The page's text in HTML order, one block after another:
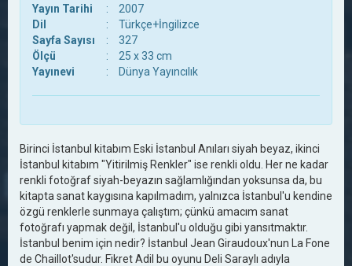
Yayın Tarihi
:
2007
Dil
:
Türkçe+İngilizce
Sayfa Sayısı
:
327
Ölçü
:
25 x 33 cm
Yayınevi
: Dünya Yayıncılık
Birinci İstanbul kitabım Eski İstanbul Anıları siyah beyaz, ikinci
İstanbul kitabım "Yitirilmiş Renkler" ise renkli oldu. Her ne kadar
renkli fotoğraf siyah-beyazın sağlamlığından yoksunsa da, bu
kitapta sanat kaygısına kapılmadım, yalnızca İstanbul'u kendine
özgü renklerle sunmaya çalıştım; çünkü amacım sanat
fotoğrafı yapmak değil, İstanbul'u olduğu gibi yansıtmaktır.
İstanbul benim için nedir? İstanbul Jean Giraudoux'nun La Fone
de Chaillot'sudur. Fikret Adil bu oyunu Deli Saraylı adıyla